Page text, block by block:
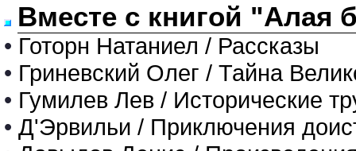
Вместе с книгой "Алая
• Готорн Натаниел / Рассказы
• Гриневский Олег / Тайна
• Гумилев Лев / Исторические
• Д'Эрвильи / Приключения